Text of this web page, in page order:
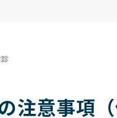
注意事項